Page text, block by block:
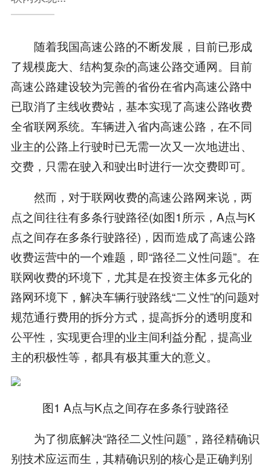
随着我国高速公路的不断发展，目前已形成
了规模庞大、结构复杂的高速公路交通网。目前
高速公路建设较为完善的省份在省内高速公路中
已取消了主线收费站，基本实现了高速公路收费
全省联网系统。车辆进入省内高速公路，在不同
业主的公路上行驶时已无需一次又一次地进出、
交费，只需在驶入和驶出时进行一次交费即可。
然而，对于联网收费的高速公路网来说，两
点之间往往有多条行驶路径(如图1所示，A点与K
点之间存在多条行驶路径)，因而造成了高速公路
收费运营中的一个难题，即“路径二义性问题”。在
联网收费的环境下，尤其是在投资主体多元化的
路网环境下，解决车辆行驶路线“二义性”的问题对
规范通行费用的拆分方式，提高拆分的透明度和
公平性，实现更合理的业主间利益分配，提高业
主的积极性等，都具有极其重大的意义。
图1 A点与K点之间存在多条行驶路径
为了彻底解决“路径二义性问题”，路径精确识
别技术应运而生，其精确识别的核心是正确判别